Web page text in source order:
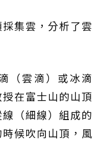
集雲，分析了雲
（雲滴）或冰滴
授在富士山的山頂
（細線）組成的
候吹向山頂，風